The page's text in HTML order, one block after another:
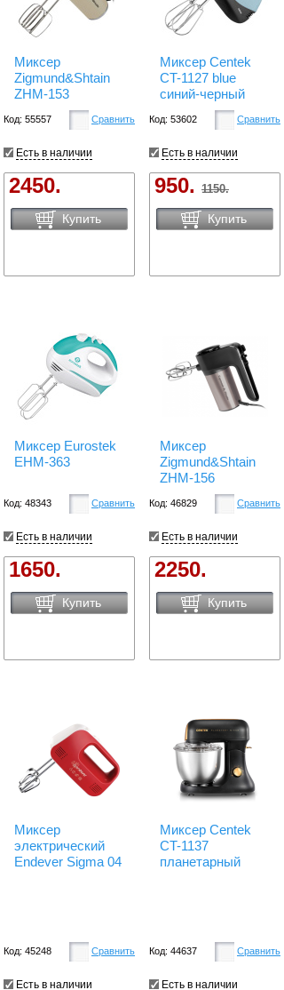
Миксер
Zigmund&Shtain
ZHM-153
Код: 55557 Сравнить
Есть в наличии
2450.
Купить
Миксер Centek
CT-1127 blue
синий-черный
Код: 53602 Сравнить
Есть в наличии
950. 1150.
Купить
Миксер Eurostek
EHM-363
Код: 48343 Сравнить
Есть в наличии
1650.
Купить
Миксер
Zigmund&Shtain
ZHM-156
Код: 46829 Сравнить
Есть в наличии
2250.
Купить
Миксер
электрический
Endever Sigma 04
Код: 45248 Сравнить
Есть в наличии
Миксер Centek
CT-1137
планетарный
Код: 44637 Сравнить
Есть в наличии